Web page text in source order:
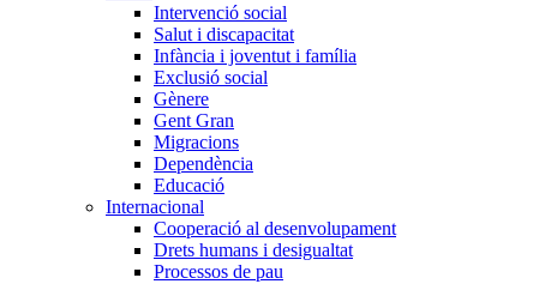
Intervenció social
Salut i discapacitat
Infància i joventut i família
Exclusió social
Gènere
Gent Gran
Migracions
Dependència
Educació
Internacional
Cooperació al desenvolupament
Drets humans i desigualtat
Processos de pau